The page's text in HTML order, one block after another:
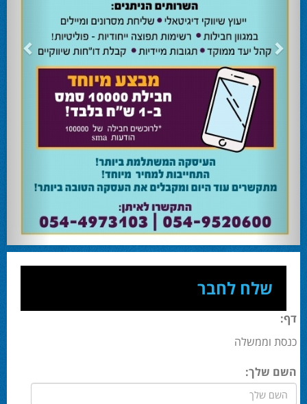
אוהד שגב הפסיד בעכו 28.02.24
עמיחי בן שלוש מקורבו של השר ניר ברקת ניצח את הבחירות בעכו ויכהן כראש העיר.
מחל זכתה במנדט אחד בבאר שבע
עו''ד אמנון כהן שעומד בראש רשימת מחל למועצת העיר זכה במנדט אחד ואילו שמעון
בוקר שהתמודד אף הוא למועצה לא הצליח להיבחר.
המשבר בליכוד העולמי
האם ההסכם של מיקי זוהר מחזק את הימין או השמאל? האם ההסכם חוקי או לא?שמירה
או הדחה? ומה יחליט בעתיד המרכז? עוד שנה בחירות בליכוד העולמי . הכל במגזין
שלח לחבר
דף:
כנסת וממשלה
השם שלך: